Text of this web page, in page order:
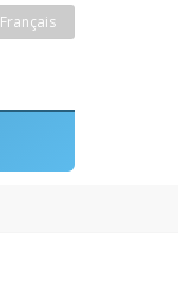
Français